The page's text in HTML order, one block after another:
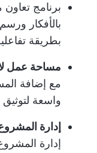
برنامج
بالأفكار
بطريقة
مساحة عمل لا
مع إضافة
واسعة لتوثيق
إدارة
إدارة